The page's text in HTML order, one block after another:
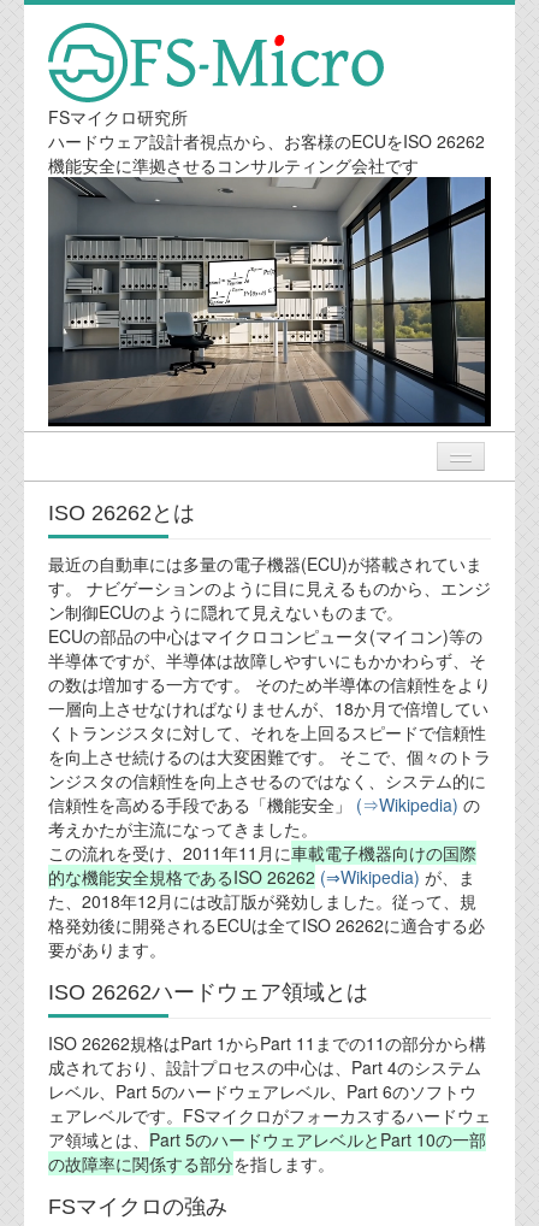
FSマイクロ研究所
ハードウェア設計者視点から、お客様のECUをISO 26262
機能安全に準拠させるコンサルティング会社です
ニュース
業務内容
機能安全コンサルティング
会社案内
会社概要
代表ご挨拶
オフィス
実績
ブログ
設計ブログ
テクノロジ
ISO 26262とは
最近の自動車には多量の電子機器(ECU)が搭載されていま
す。 ナビゲーションのように目に見えるものから、エンジ
ン制御ECUのように隠れて見えないものまで。
ECUの部品の中心はマイクロコンピュータ(マイコン)等の
半導体ですが、半導体は故障しやすいにもかかわらず、そ
の数は増加する一方です。 そのため半導体の信頼性をより
一層向上させなければなりませんが、18か月で倍増してい
くトランジスタに対して、それを上回るスピードで信頼性
を向上させ続けるのは大変困難です。 そこで、個々のトラ
ンジスタの信頼性を向上させるのではなく、システム的に
信頼性を高める手段である「機能安全」
(⇒Wikipedia) の
考えかたが主流になってきました。
この流れを受け、2011年11月に車載電子機器向けの国際
的な機能安全規格であるISO 26262 (⇒Wikipedia) が、ま
た、2018年12月には改訂版が発効しました。従って、規
格発効後に開発されるECUは全てISO 26262に適合する必
要があります。
ISO 26262ハードウェア領域とは
ISO 26262規格はPart 1からPart 11までの11の部分から構
成されており、設計プロセスの中心は、Part 4のシステム
レベル、Part 5のハードウェアレベル、Part 6のソフトウ
ェアレベルです。FSマイクロがフォーカスするハードウェ
ア領域とは、 Part 5のハードウェアレベルとPart 10の一部
の故障率に関係する部分を指します。
FSマイクロの強み